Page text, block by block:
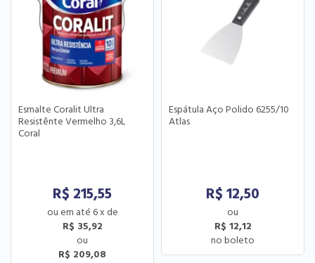
Esmalte Coralit Ultra
Resistênte Vermelho 3,6L
Coral
R$ 215,55
6x de
R$ 35,92
R$ 209,08
Espátula Aço Polido 6255/10
Atlas
R$ 12,50
R$ 12,12